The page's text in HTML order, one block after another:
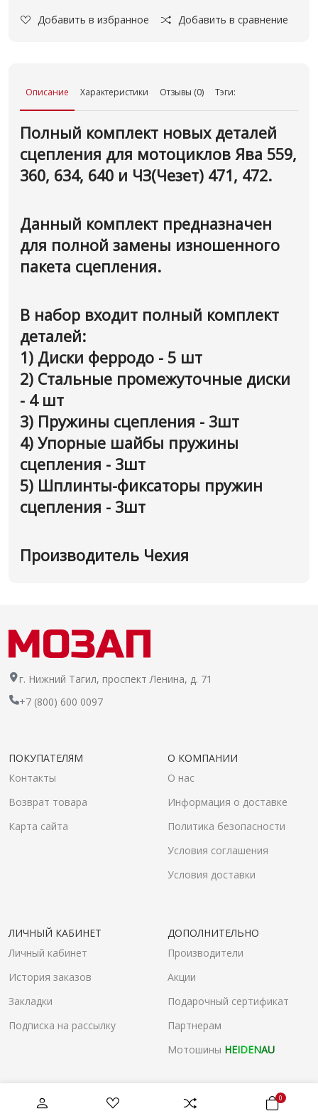
0
Добавить в избранное Добавить в сравнение
Описание Характеристики Отзывы (0) Тэги:
Полный комплект новых деталей
сцепления для мотоциклов Ява 559,
360, 634, 640 и ЧЗ(Чезет) 471, 472.
Данный комплект предназначен
для полной замены изношенного
пакета сцепления.
В набор входит полный комплект
деталей:
1) Диски ферродо - 5 шт
2) Стальные промежуточные диски
- 4 шт
3) Пружины сцепления - 3шт
4) Упорные шайбы пружины
сцепления - 3шт
5) Шплинты-фиксаторы пружин
сцепления - 3шт
Производитель Чехия
г. Нижний Тагил, проспект Ленина, д. 71
+7 (800) 600 0097
ПОКУПАТЕЛЯМ
Контакты
Возврат товара
Карта сайта
О КОМПАНИИ
О нас
Информация о доставке
Политика безопасности
Условия соглашения
Условия доставки
ЛИЧНЫЙ КАБИНЕТ
Личный кабинет
История заказов
Закладки
Подписка на рассылку
ДОПОЛНИТЕЛЬНО
Производители
Акции
Подарочный сертификат
Партнерам
Мотошины HEIDENAU